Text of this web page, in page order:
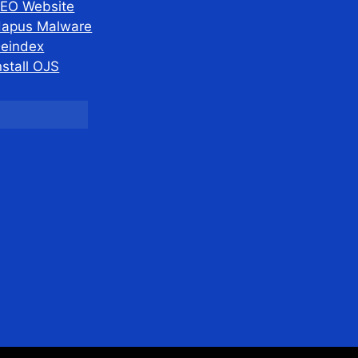
Website
Malware
OJS